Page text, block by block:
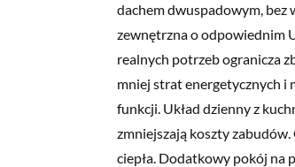
dachem dwuspadowym, bez
zewnętrzna o odpowiednim
realnych potrzeb ogranicza
mniej strat energetycznych i
funkcji. Układ dzienny z
zmniejszają koszty
ciepła. Dodatkowy pokój na